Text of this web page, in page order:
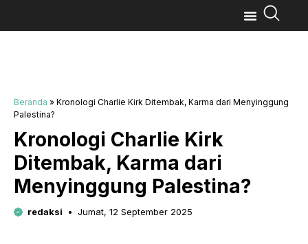
Beranda » Kronologi Charlie Kirk Ditembak, Karma dari Menyinggung
Palestina?
Kronologi Charlie Kirk
Ditembak, Karma dari
Menyinggung Palestina?
redaksi Jumat, 12 September 2025